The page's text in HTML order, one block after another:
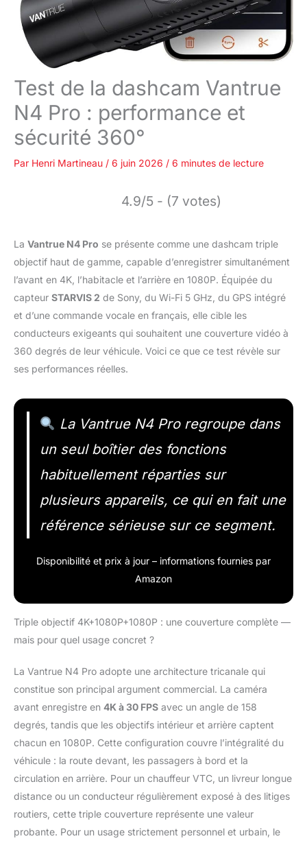
Test de la dashcam Vantrue
N4 Pro : performance et
sécurité 360°
Par Henri Martineau / 6 juin 2026 / 6 minutes de lecture
4.9/5 - (7 votes)
La Vantrue N4 Pro se présente comme une dashcam triple
objectif haut de gamme, capable d’enregistrer simultanément
l’avant en 4K, l’habitacle et l’arrière en 1080P. Équipée du
capteur STARVIS 2 de Sony, du Wi-Fi 5 GHz, du GPS intégré
et d’une commande vocale en français, elle cible les
conducteurs exigeants qui souhaitent une couverture vidéo à
360 degrés de leur véhicule. Voici ce que ce test révèle sur
ses performances réelles.
La Vantrue N4 Pro regroupe dans
un seul boîtier des fonctions
habituellement réparties sur
plusieurs appareils, ce qui en fait une
référence sérieuse sur ce segment.
Disponibilité et prix à jour – informations fournies par
Amazon
Triple objectif 4K+1080P+1080P : une couverture complète —
mais pour quel usage concret ?
La Vantrue N4 Pro adopte une architecture tricanale qui
constitue son principal argument commercial. La caméra
avant enregistre en 4K à 30 FPS avec un angle de 158
degrés, tandis que les objectifs intérieur et arrière captent
chacun en 1080P. Cette configuration couvre l’intégralité du
véhicule : la route devant, les passagers à bord et la
circulation en arrière. Pour un chauffeur VTC, un livreur longue
distance ou un conducteur régulièrement exposé à des litiges
routiers, cette triple couverture représente une valeur
probante. Pour un usage strictement personnel et urbain, le